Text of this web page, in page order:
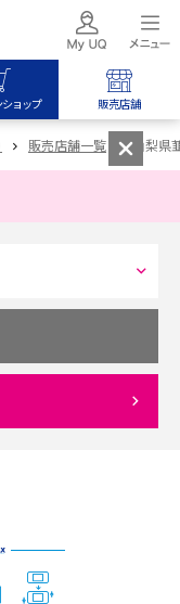
ショップ 販売店舗
販売店舗一覧 山梨県